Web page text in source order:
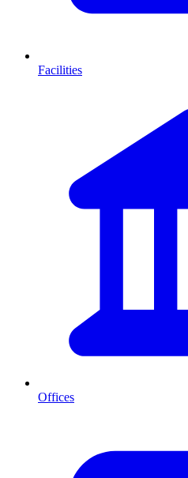
Facilities
Offices